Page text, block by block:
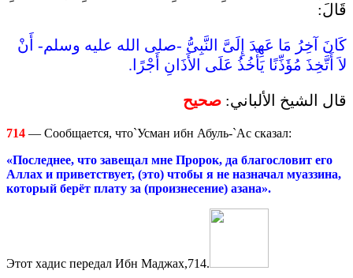
قَالَ:
كَانَ آخِرُ مَا عَهِدَ إِلَىَّ النَّبِىُّ -صلى الله عليه وسلم- أَنْ
لاَ أَتَّخِذَ مُؤَذِّنًا يَأْخُذُ عَلَى الأَذَانِ أَجْرًا.
قال الشيخ الألباني: صحيح
714 — Сообщается, что`Усман ибн Абуль-`Ас сказал:
«Последнее, что завещал мне Пророк, да благословит его
Аллах и приветствует, (это) чтобы я не назначал муаззина,
который берёт плату за (произнесение) азана».
Этот хадис передал Ибн Маджах,714.